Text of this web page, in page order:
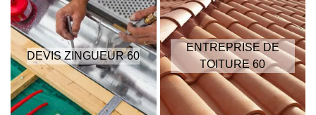
DEVIS ZINGUEUR 60
ENTREPRISE DE
TOITURE 60